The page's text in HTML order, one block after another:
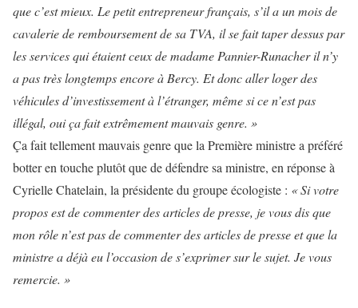
que c’est mieux. Le petit entrepreneur français, s’il a un mois de
cavalerie de remboursement de sa TVA, il se fait taper dessus par
les services qui étaient ceux de madame Pannier-Runacher il n’y
a pas très longtemps encore à Bercy. Et donc aller loger des
véhicules d’investissement à l’étranger, même si ce n’est pas
illégal, oui ça fait extrêmement mauvais genre. »
Ça fait tellement mauvais genre que la Première ministre a préféré
botter en touche plutôt que de défendre sa ministre, en réponse à
Cyrielle Chatelain, la présidente du groupe écologiste : « Si votre
propos est de commenter des articles de presse, je vous dis que
mon rôle n’est pas de commenter des articles de presse et que la
ministre a déjà eu l’occasion de s’exprimer sur le sujet. Je vous
remercie. »